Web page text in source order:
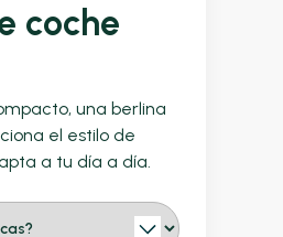
coche
una berlina
el estilo de
a tu día a día.